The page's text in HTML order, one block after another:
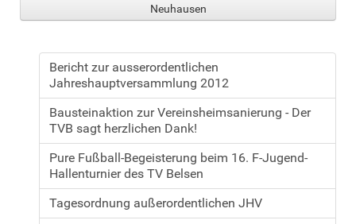
Neuhausen
Bericht zur ausserordentlichen
Jahreshauptversammlung 2012
Bausteinaktion zur Vereinsheimsanierung - Der
TVB sagt herzlichen Dank!
Pure Fußball-Begeisterung beim 16. F-Jugend-
Hallenturnier des TV Belsen
Tagesordnung außerordentlichen JHV